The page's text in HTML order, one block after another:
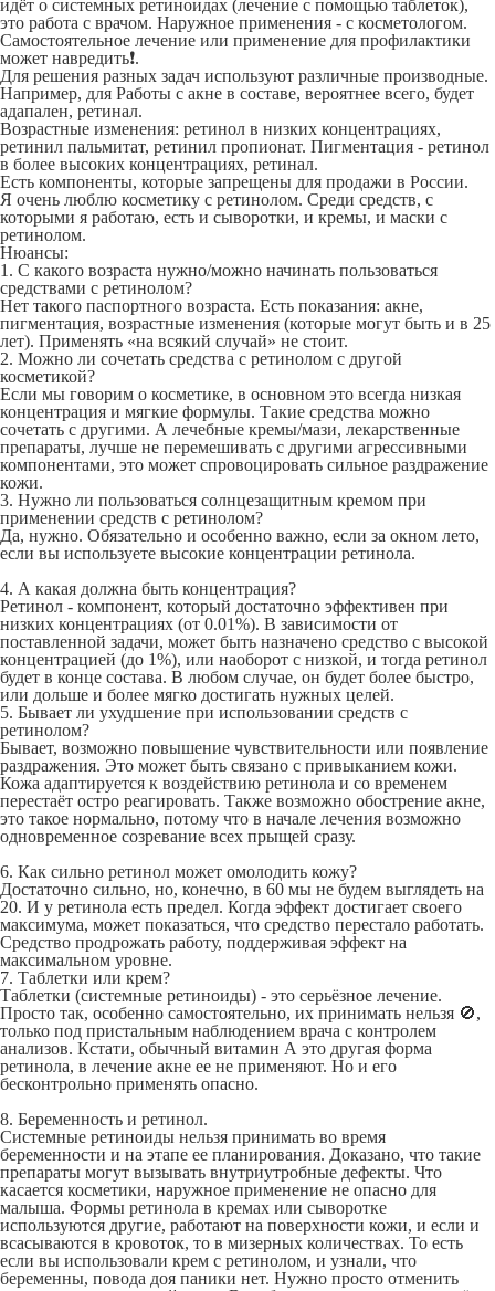
идёт о системных ретиноидах (лечение с помощью таблеток),
это работа с врачом. Наружное применения - с косметологом.
Самостоятельное лечение или применение для профилактики
может навредить❗.
Для решения разных задач используют различные производные.
Например, для Работы с акне в составе, вероятнее всего, будет
адапален, ретинал.
Возрастные изменения: ретинол в низких концентрациях,
ретинил пальмитат, ретинил пропионат. Пигментация - ретинол
в более высоких концентрациях, ретинал.
Есть компоненты, которые запрещены для продажи в России.
Я очень люблю косметику с ретинолом. Среди средств, с
которыми я работаю, есть и сыворотки, и кремы, и маски с
ретинолом.
Нюансы:
1. С какого возраста нужно/можно начинать пользоваться
средствами с ретинолом?
Нет такого паспортного возраста. Есть показания: акне,
пигментация, возрастные изменения (которые могут быть и в 25
лет). Применять «на всякий случай» не стоит.
2. Можно ли сочетать средства с ретинолом с другой
косметикой?
Если мы говорим о косметике, в основном это всегда низкая
концентрация и мягкие формулы. Такие средства можно
сочетать с другими. А лечебные кремы/мази, лекарственные
препараты, лучше не перемешивать с другими агрессивными
компонентами, это может спровоцировать сильное раздражение
кожи.
3. Нужно ли пользоваться солнцезащитным кремом при
применении средств с ретинолом?
Да, нужно. Обязательно и особенно важно, если за окном лето,
если вы используете высокие концентрации ретинола.
4. А какая должна быть концентрация?
Ретинол - компонент, который достаточно эффективен при
низких концентрациях (от 0.01%). В зависимости от
поставленной задачи, может быть назначено средство с высокой
концентрацией (до 1%), или наоборот с низкой, и тогда ретинол
будет в конце состава. В любом случае, он будет более быстро,
или дольше и более мягко достигать нужных целей.
5. Бывает ли ухудшение при использовании средств с
ретинолом?
Бывает, возможно повышение чувствительности или появление
раздражения. Это может быть связано с привыканием кожи.
Кожа адаптируется к воздействию ретинола и со временем
перестаёт остро реагировать. Также возможно обострение акне,
это такое нормально, потому что в начале лечения возможно
одновременное созревание всех прыщей сразу.
6. Как сильно ретинол может омолодить кожу?
Достаточно сильно, но, конечно, в 60 мы не будем выглядеть на
20. И у ретинола есть предел. Когда эффект достигает своего
максимума, может показаться, что средство перестало работать.
Средство продрожать работу, поддерживая эффект на
максимальном уровне.
7. Таблетки или крем?
Таблетки (системные ретиноиды) - это серьёзное лечение.
Просто так, особенно самостоятельно, их принимать нельзя 🚫,
только под пристальным наблюдением врача с контролем
анализов. Кстати, обычный витамин А это другая форма
ретинола, в лечение акне ее не применяют. Но и его
бесконтрольно применять опасно.
8. Беременность и ретинол.
Системные ретиноиды нельзя принимать во время
беременности и на этапе ее планирования. Доказано, что такие
препараты могут вызывать внутриутробные дефекты. Что
касается косметики, наружное применение не опасно для
малыша. Формы ретинола в кремах или сыворотке
используются другие, работают на поверхности кожи, и если и
всасываются в кровоток, то в мизерных количествах. То есть
если вы использовали крем с ретинолом, и узнали, что
беременны, повода доя паники нет. Нужно просто отменить